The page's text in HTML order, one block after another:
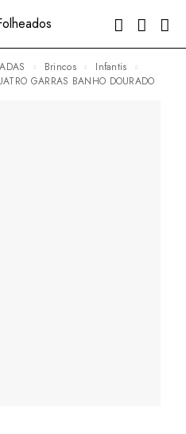
Brincos
Infantis
GARRAS BANHO DOURADO